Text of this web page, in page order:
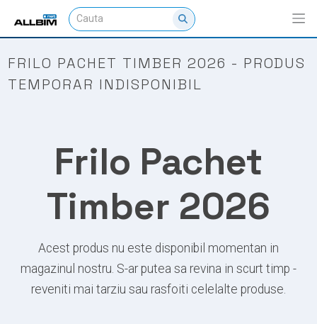
FRILO PACHET TIMBER 2026 - PRODUS
TEMPORAR INDISPONIBIL
Frilo Pachet
Timber 2026
Acest produs nu este disponibil momentan in
magazinul nostru. S-ar putea sa revina in scurt timp -
reveniti mai tarziu sau rasfoiti celelalte produse.